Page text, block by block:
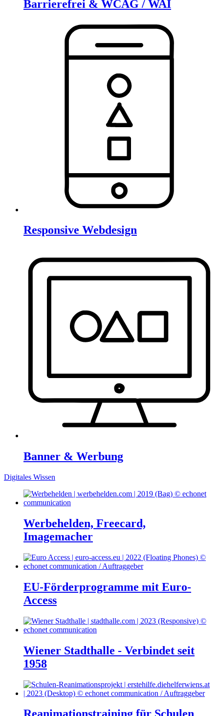
Barrierefrei & WCAG / WAI
Responsive Webdesign
Banner & Werbung
Digitales Wissen
Werbehelden, Freecard,
Imagemacher
EU-Förderprogramme mit Euro-
Access
Wiener Stadthalle - Verbindet seit
1958